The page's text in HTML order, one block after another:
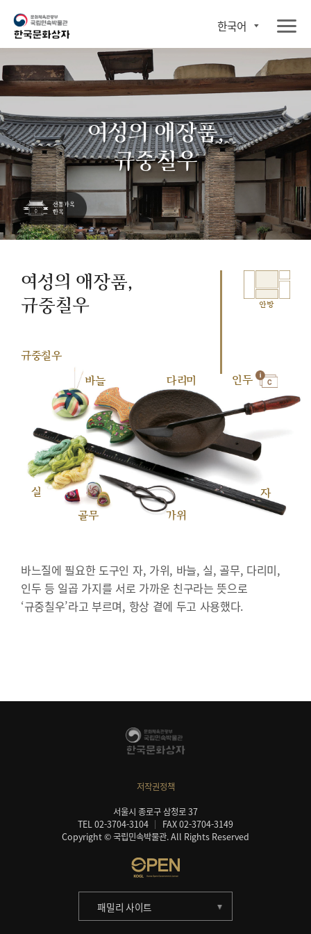
한국어
여성의 애장품,
규중칠우
여성의 애장품,
규중칠우
안방
규중칠우
바늘
다리미 인두
실
골무
가위
자
바느질에 필요한 도구인 자, 가위, 바늘, 실, 골무, 다리미,
인두 등 일곱 가지를 서로 가까운 친구라는 뜻으로
‘규중칠우’라고 부르며, 항상 곁에 두고 사용했다.
저작권정책
서울시 종로구 삼청로 37
TEL 02-3704-3104
FAX 02-3704-3149
Copyright © 국립민속박물관. All Rights Reserved
패밀리 사이트